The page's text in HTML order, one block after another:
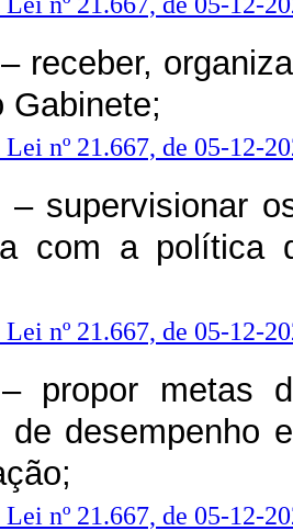
receber,
Gabinete;
nº 21.667, de 05-12-
– supervisionar
com a política
nº 21.667, de 05-12-
propor metas
de desempenho
nº 21.667, de 05-12-